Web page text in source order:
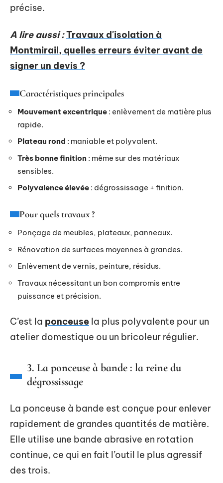
précise.
A lire aussi :Travaux d'isolation à
Montmirail, quelles erreurs éviter avant de
signer un devis ?
Caractéristiques principales
Mouvement excentrique : enlèvement de matière plus
rapide.
Plateau rond : maniable et polyvalent.
Très bonne finition : même sur des matériaux
sensibles.
Polyvalence élevée : dégrossissage + finition.
Pour quels travaux ?
Ponçage de meubles, plateaux, panneaux.
Rénovation de surfaces moyennes à grandes.
Enlèvement de vernis, peinture, résidus.
Travaux nécessitant un bon compromis entre
puissance et précision.
C’est la ponceuse la plus polyvalente pour un
atelier domestique ou un bricoleur régulier.
3. La ponceuse à bande : la reine du
dégrossissage
La ponceuse à bande est conçue pour enlever
rapidement de grandes quantités de matière.
Elle utilise une bande abrasive en rotation
continue, ce qui en fait l’outil le plus agressif
des trois.